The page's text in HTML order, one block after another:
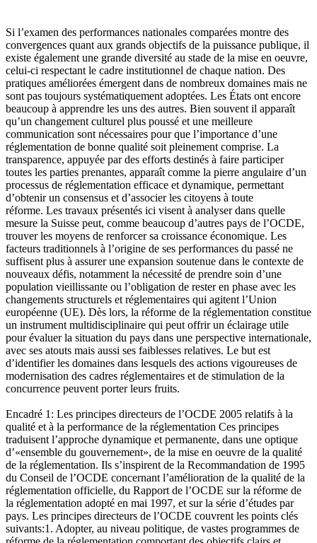
Si l’examen des performances nationales comparées montre des
convergences quant aux grands objectifs de la puissance publique, il
existe également une grande diversité au stade de la mise en oeuvre,
celui-ci respectant le cadre institutionnel de chaque nation. Des
pratiques améliorées émergent dans de nombreux domaines mais ne
sont pas toujours systématiquement adoptées. Les États ont encore
beaucoup à apprendre les uns des autres. Bien souvent il apparaît
qu’un changement culturel plus poussé et une meilleure
communication sont nécessaires pour que l’importance d’une
réglementation de bonne qualité soit pleinement comprise. La
transparence, appuyée par des efforts destinés à faire participer
toutes les parties prenantes, apparaît comme la pierre angulaire d’un
processus de réglementation efficace et dynamique, permettant
d’obtenir un consensus et d’associer les citoyens à toute
réforme. Les travaux présentés ici visent à analyser dans quelle
mesure la Suisse peut, comme beaucoup d’autres pays de l’OCDE,
trouver les moyens de renforcer sa croissance économique. Les
facteurs traditionnels à l’origine de ses performances du passé ne
suffisent plus à assurer une expansion soutenue dans le contexte de
nouveaux défis, notamment la nécessité de prendre soin d’une
population vieillissante ou l’obligation de rester en phase avec les
changements structurels et réglementaires qui agitent l’Union
européenne (UE). Dès lors, la réforme de la réglementation constitue
un instrument multidisciplinaire qui peut offrir un éclairage utile
pour évaluer la situation du pays dans une perspective internationale,
avec ses atouts mais aussi ses faiblesses relatives. Le but est
d’identifier les domaines dans lesquels des actions vigoureuses de
modernisation des cadres réglementaires et de stimulation de la
concurrence peuvent porter leurs fruits.
Encadré 1: Les principes directeurs de l’OCDE 2005 relatifs à la
qualité et à la performance de la réglementation Ces principes
traduisent l’approche dynamique et permanente, dans une optique
d’«ensemble du gouvernement», de la mise en oeuvre de la qualité
de la réglementation. Ils s’inspirent de la Recommandation de 1995
du Conseil de l’OCDE concernant l’amélioration de la qualité de la
réglementation officielle, du Rapport de l’OCDE sur la réforme de
la réglementation adopté en mai 1997, et sur la série d’études par
pays. Les principes directeurs de l’OCDE couvrent les points clés
suivants:1. Adopter, au niveau politique, de vastes programmes de